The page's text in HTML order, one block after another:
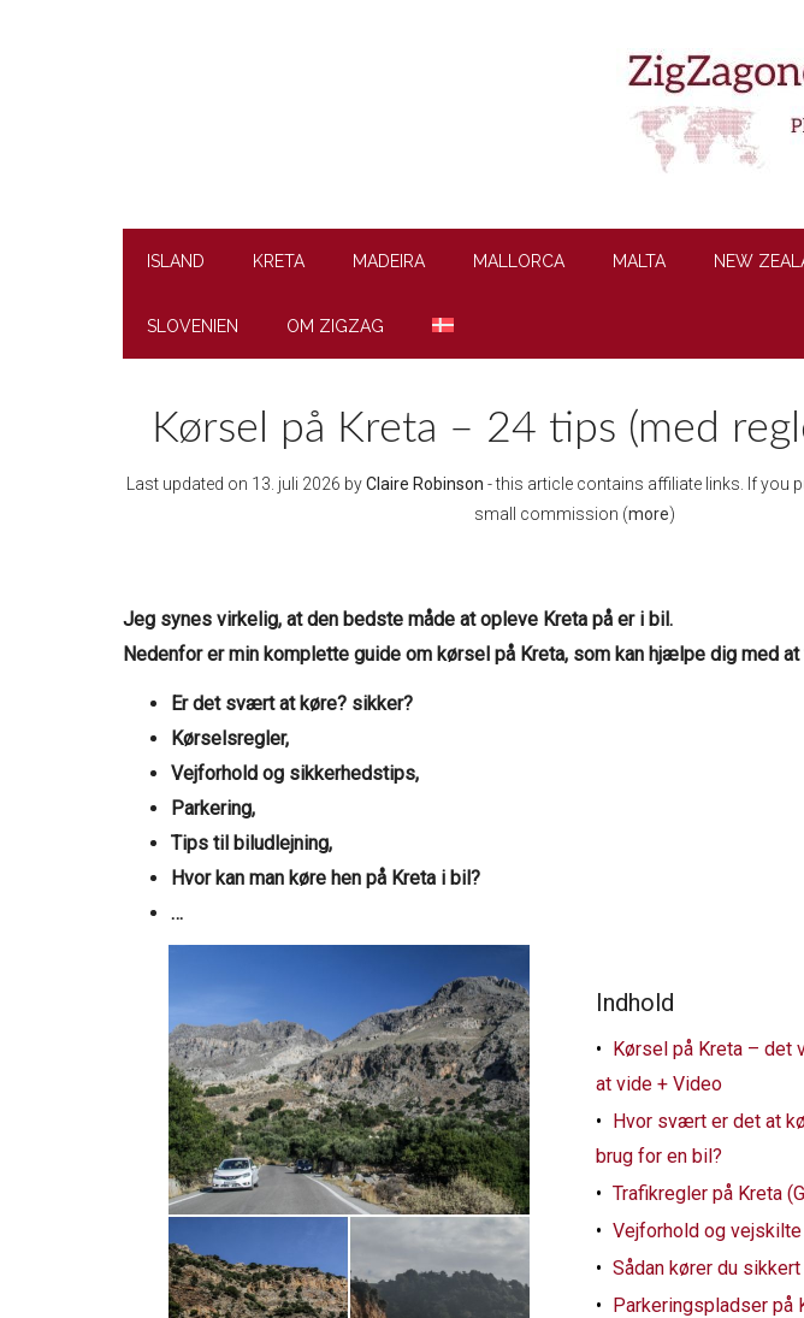
ISLAND KRETA MADEIRA MALLORCA MALTA NEW
SLOVENIEN OM ZIGZAG
Kørsel på Kreta – 24 tips (med
Last updated on 13. juli 2026 byClaire Robinson - this article contains affiliate links. If you
small commission (more)
Jeg synes virkelig, at den bedste måde at opleve Kreta på er i bil.
Nedenfor er min komplette guide om kørsel på Kreta, som kan hjælpe dig med
Er det svært at køre? sikker?
Kørselsregler,
Vejforhold og sikkerhedstips,
Parkering,
Tips til biludlejning,
Hvor kan man køre hen på Kreta i bil?
…
Indhold
Kørsel på Kreta – det
at vide + Video
Hvor svært er det at
brug for en bil?
Trafikregler på Kreta
Vejforhold og vejskilte
Sådan kører du sikkert
Parkeringspladser på